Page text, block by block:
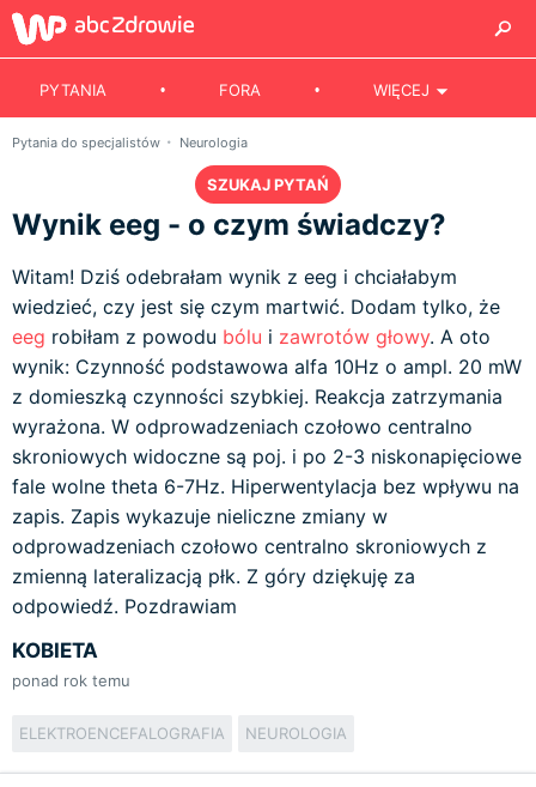
PYTANIA FORA WIĘCEJ
Pytania do specjalistów Neurologia
SZUKAJ PYTAŃ
Wynik eeg - o czym świadczy?
Witam! Dziś odebrałam wynik z eeg i chciałabym
wiedzieć, czy jest się czym martwić. Dodam tylko, że
eeg robiłam z powodu bólu i zawrotów głowy. A oto
wynik: Czynność podstawowa alfa 10Hz o ampl. 20 mW
z domieszką czynności szybkiej. Reakcja zatrzymania
wyrażona. W odprowadzeniach czołowo centralno
skroniowych widoczne są poj. i po 2-3 niskonapięciowe
fale wolne theta 6-7Hz. Hiperwentylacja bez wpływu na
zapis. Zapis wykazuje nieliczne zmiany w
odprowadzeniach czołowo centralno skroniowych z
zmienną lateralizacją płk. Z góry dziękuję za
odpowiedź. Pozdrawiam
KOBIETA
ponad rok temu
ELEKTROENCEFALOGRAFIA NEUROLOGIA